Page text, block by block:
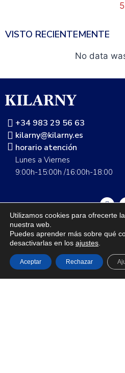
VISTO RECIENTEMENTE
No data
+34 983 29 56 63
kilarny@kilarny.es
horario atención
Lunes a Viernes
9:00h-15:00h /16:00h-18:00
Guía de talla Envíos
Nuestras tiendas
Política de
Utilizamos cookies para ofrecerte
nuestra web.
Puedes aprender más sobre qué
desactivarlas en los ajustes
Aceptar Rechazar